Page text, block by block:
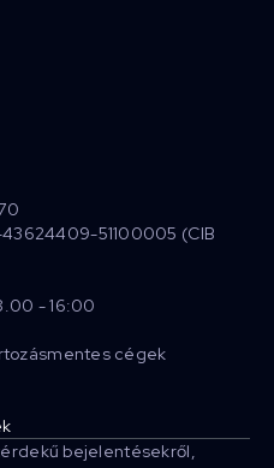
51100005 (CIB
- 16:00
cégek
bejelentésekről,